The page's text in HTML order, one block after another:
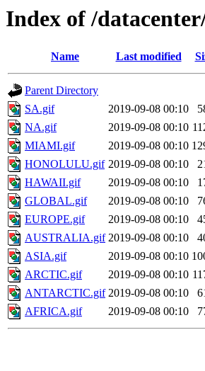
Index of /
Name Last modified
Parent Directory
SA.gif
2019-09-08 00:10
NA.gif
2019-09-08 00:10
MIAMI.gif
2019-09-08 00:10
HONOLULU.gif 2019-09-08 00:10
HAWAII.gif
2019-09-08 00:10
GLOBAL.gif
2019-09-08 00:10
EUROPE.gif
2019-09-08 00:10
AUSTRALIA.gif 2019-09-08 00:10
ASIA.gif
2019-09-08 00:10
ARCTIC.gif
2019-09-08 00:10
ANTARCTIC.gif 2019-09-08 00:10
AFRICA.gif
2019-09-08 00:10